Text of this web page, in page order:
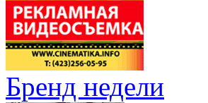
Бренд недели